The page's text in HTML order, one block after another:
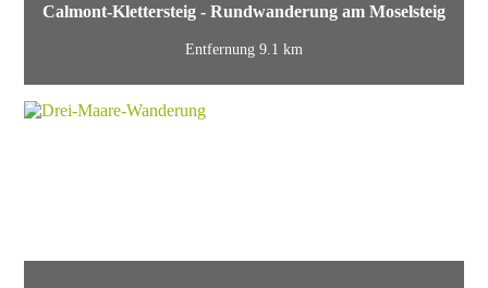
Calmont-Klettersteig - Rundwanderung am Moselsteig
Entfernung 9.1 km